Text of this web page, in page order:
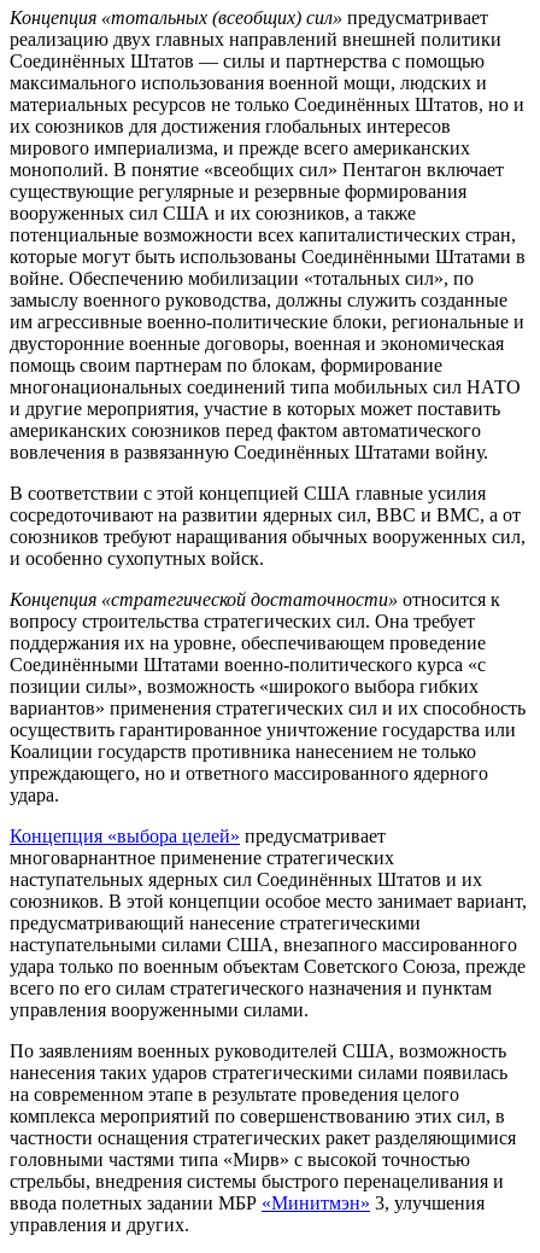
Концепция «тотальных (всеобщих) сил» предусматривает
реализацию двух главных направлений внешней политики
Соединённых Штатов — силы и партнерства с помощью
максимального использования военной мощи, людских и
материальных ресурсов не только Соединённых Штатов, но и
их союзников для достижения глобальных интересов
мирового империализма, и преждe всего американских
монополий. В понятие «всеобщих сил» Пентагон включает
существующие регулярные и резервные формирования
вооруженных сил США и их союзников, а также
потенциальные возможности всех капиталистических стран,
которые могут быть использованы Соединёнными Штатами в
войне. Обеспечению мобилизации «тотальных сил», по
замыслу военного руководства, должны служить созданные
им агрессивные военно-политические блоки, региональные и
двусторонние военные договоры, военная и экономическая
помощь своим партнерам по блокам, формирование
многонациональных соединений типа мобильных сил НАТО
и другие мероприятия, участие в которых может поставить
американских союзников перед фактом автоматического
вовлечения в развязанную Соединённых Штатами войну.
В соответствии с этой концепцией США главные усилия
сосредоточивают на развитии ядерных сил, ВВС и ВМС, а от
союзников требуют наращивания обычных вооруженных сил,
и особенно сухопутных войск.
Концепция «стратегической достаточности» относится к
вопросу строительства стратегических сил. Она требует
поддержания их на уровне, обеспечивающем проведение
Соединёнными Штатами военно-политического курса «с
позиции силы», возможность «широкого выбора гибких
вариантов» применения стратегических сил и их способность
осуществить гарантированное уничтожение государства или
Коалиции государств противника нанесением не только
упреждающего, но и ответного массированного ядерного
удара.
Концепция «выбора целей» предусматривает
многоварнантное применение стратегических
наступательных ядерных сил Соединённых Штатов и их
союзников. В этой концепции особое место занимает вариант,
предусматривающий нанесение стратегическими
наступательными силами США, внезапного массированного
удара только по военным объектам Советского Союза, прежде
всего по его силам стратегического назначения и пунктам
управления вооруженными силами.
По заявлениям военных руководителей США, возможность
нанесения таких ударов стратегическими силами появилась
на современном этапе в результате проведения целого
комплекса мероприятий по совершенствованию этих сил, в
частности оснащения стратегических ракет разделяющимися
головными частями типа «Мирв» с высокой точностью
стрельбы, внедрения системы быстрого перенацеливания и
ввода полетных задании МБР «Минитмэн» 3, улучшения
управления и других.